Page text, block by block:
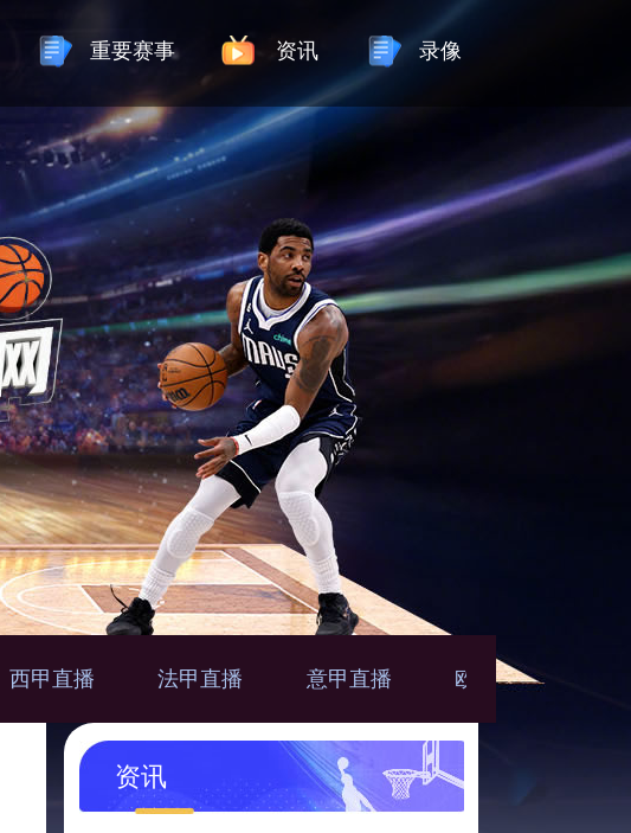
重要赛事 资讯 录像
西甲直播 法甲直播 意甲直播 欧联直播
资讯